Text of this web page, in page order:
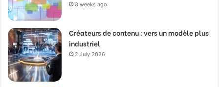
3 weeks ago
Créateurs de contenu : vers un modèle plus
industriel
2 July 2026